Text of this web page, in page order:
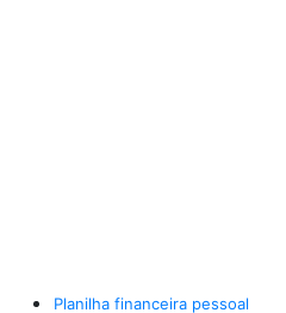
Planilha financeira pessoal